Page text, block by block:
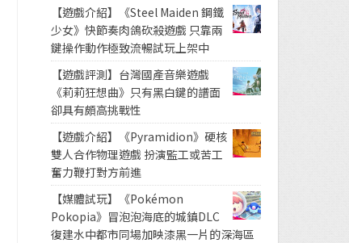
【遊戲介紹】《Steel Maiden 鋼鐵
少女》快節奏肉鴿砍殺遊戲 只靠兩
鍵操作動作極致流暢試玩上架中
【遊戲評測】台灣國產音樂遊戲
《莉莉狂想曲》只有黑白鍵的譜面
卻具有頗高挑戰性
【遊戲介紹】《Pyramidion》硬核
雙人合作物理遊戲 扮演監工或苦工
奮力鞭打對方前進
【媒體試玩】《Pokémon
Pokopia》冒泡泡海底的城鎮DLC
復建水中都市同場加映漆黑一片的深海區